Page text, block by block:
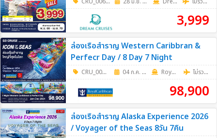
3,999
ล่องเรือสำราญ Western Caribbran &
Perfecr Day / 8 Day 7 Night
CRU_0063 8วัน 7คืน
04 ก.ค. 69 - 26 ธ.ค. 69 RoyalCaribbean ไม่รวมตั๋วเครื่องบิน
98,900
ล่องเรือสำราญ Alaska Experience 2026
/ Voyager of the Seas 8วัน 7คืน